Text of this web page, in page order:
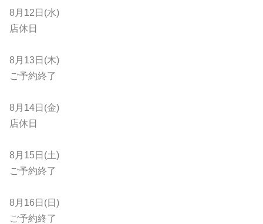
8月12日(水)
店休日
8月13日(木)
ご予約終了
8月14日(金)
店休日
8月15日(土)
ご予約終了
8月16日(日)
ご予約終了